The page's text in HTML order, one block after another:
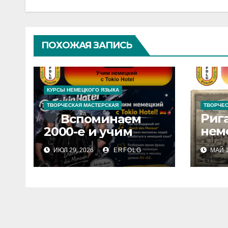
ПОХОЖАЯ ЗАПИСЬ
КУРСЫ НЕМЕЦКОГО ЯЗЫКА
ТВОРЧЕСКАЯ МАСТЕРСКАЯ
Вспоминаем
2000-е и учим
немецкий с Tokio
Hotel!
ИЮЛ 29, 2026 ERFOLG МАЙ